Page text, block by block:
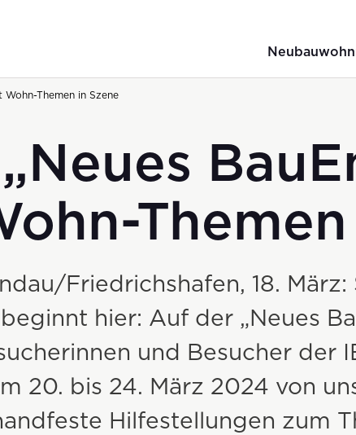
Wohn-Themen in Szene
„Neues
Friedrichshafen, 18.
beginnt hier: Auf der „Neues
und Besucher der
20. bis 24. März 2024 von
Hilfestellungen zum